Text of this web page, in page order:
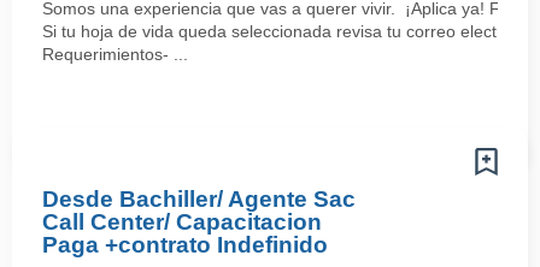
Somos una experiencia que vas a querer vivir. ¡Aplica ya!
Si tu hoja de vida queda seleccionada revisa tu correo
Requerimientos- ...
Desde Bachiller/ Agente Sac
Call Center/ Capacitacion
Paga +contrato Indefinido